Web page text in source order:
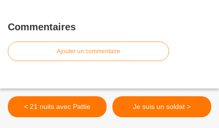
Commentaires
Ajouter un commentaire
< 21 nuits avec Pattie Je suis un soldat >